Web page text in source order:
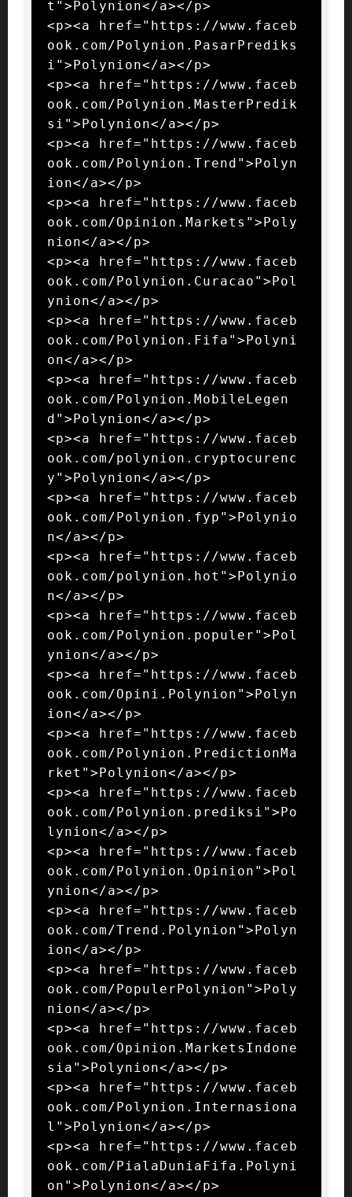
t">Polynion</a></p>
<p><a href="https://www.faceb
ook.com/Polynion.PasarPrediks
i">Polynion</a></p>
<p><a href="https://www.faceb
ook.com/Polynion.MasterPredik
si">Polynion</a></p>
<p><a href="https://www.faceb
ook.com/Polynion.Trend">Polyn
ion</a></p>
<p><a href="https://www.faceb
ook.com/Opinion.Markets">Poly
nion</a></p>
<p><a href="https://www.faceb
ook.com/Polynion.Curacao">Pol
ynion</a></p>
<p><a href="https://www.faceb
ook.com/Polynion.Fifa">Polyni
on</a></p>
<p><a href="https://www.faceb
ook.com/Polynion.MobileLegen
d">Polynion</a></p>
<p><a href="https://www.faceb
ook.com/polynion.cryptocurenc
y">Polynion</a></p>
<p><a href="https://www.faceb
ook.com/Polynion.fyp">Polynio
n</a></p>
<p><a href="https://www.faceb
ook.com/polynion.hot">Polynio
n</a></p>
<p><a href="https://www.faceb
ook.com/Polynion.populer">Pol
ynion</a></p>
<p><a href="https://www.faceb
ook.com/Opini.Polynion">Polyn
ion</a></p>
<p><a href="https://www.faceb
ook.com/Polynion.PredictionMa
rket">Polynion</a></p>
<p><a href="https://www.faceb
ook.com/Polynion.prediksi">Po
lynion</a></p>
<p><a href="https://www.faceb
ook.com/Polynion.Opinion">Pol
ynion</a></p>
<p><a href="https://www.faceb
ook.com/Trend.Polynion">Polyn
ion</a></p>
<p><a href="https://www.faceb
ook.com/PopulerPolynion">Poly
nion</a></p>
<p><a href="https://www.faceb
ook.com/Opinion.MarketsIndone
sia">Polynion</a></p>
<p><a href="https://www.faceb
ook.com/Polynion.Internasiona
l">Polynion</a></p>
<p><a href="https://www.faceb
ook.com/PialaDuniaFifa.Polyni
on">Polynion</a></p>